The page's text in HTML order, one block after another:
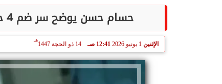
حسام حسن يوضح سر ضم 4 حراس مرمى لقائمة منتخب مصر في كأس العالم
الإثنين 1 يونيو 2026 12:41 صـ 14 ذو الحجة 1447
هـ